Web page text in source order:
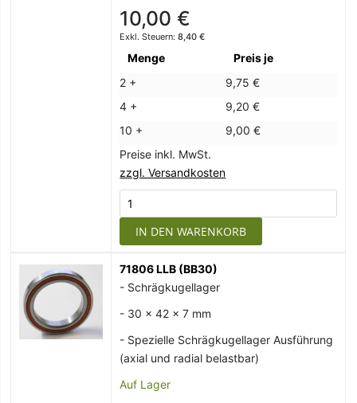
10,00 €
8,40 €
Menge
Preis je
2 +
9,75 €
4 +
9,20 €
10 +
9,00 €
Preise inkl. MwSt.
zzgl. Versandkosten
IN DEN WARENKORB
71806 LLB (BB30)
- Schrägkugellager
- 30 x 42 x 7 mm
- Spezielle Schrägkugellager Ausführung
(axial und radial belastbar)
Auf Lager